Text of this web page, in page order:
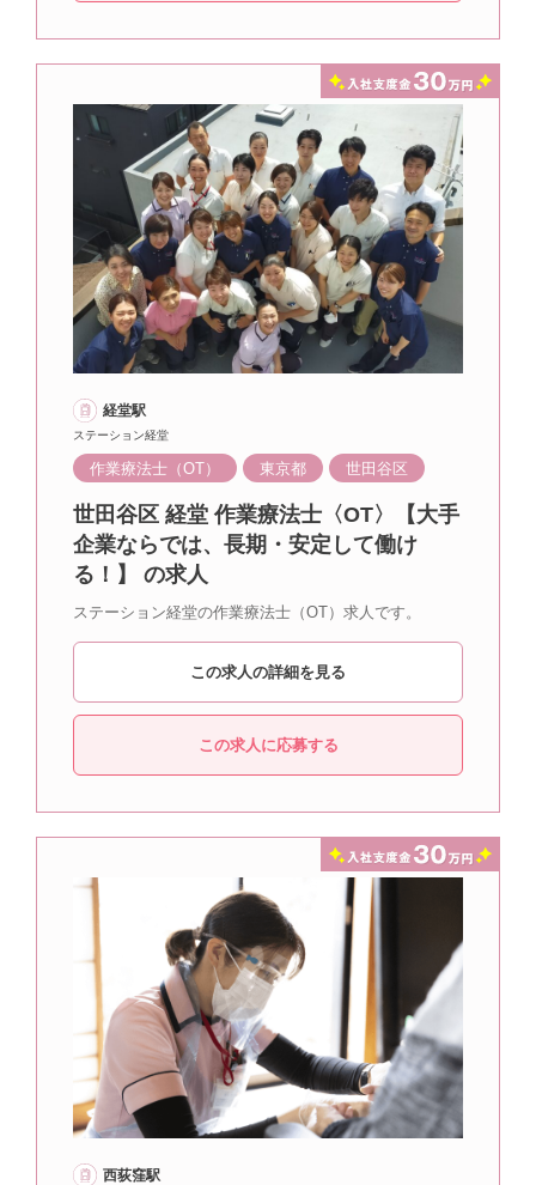
経堂駅
ステーション経堂
作業療法士（OT） 東京都 世田谷区
世田谷区 経堂 作業療法士〈OT〉【大手
企業ならでは、長期・安定して働け
る！】 の求人
ステーション経堂の作業療法士（OT）求人です。
この求人の詳細を見る
この求人に応募する
西荻窪駅